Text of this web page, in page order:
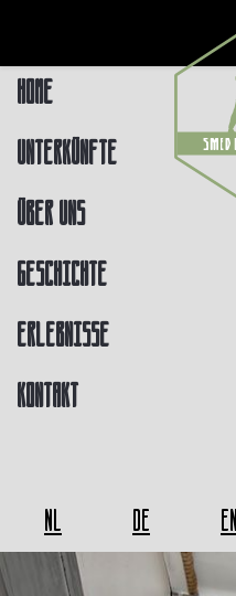
Home
Unterkünfte
Über uns
Geschichte
Erlebnisse
Kontakt
NL DE EN